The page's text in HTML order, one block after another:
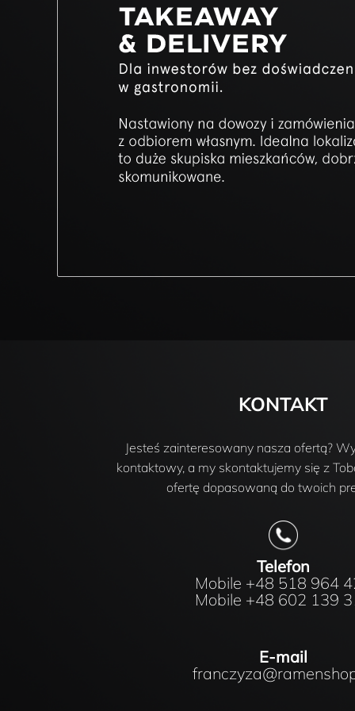
KONTAKT
Jesteś zainteresowany nasza ofertą?
kontaktowy, a my skontaktujemy się z
ofertę dopasowaną do twoich
Telefon
Mobile +48 518 964
Mobile +48 602 139
E-mail